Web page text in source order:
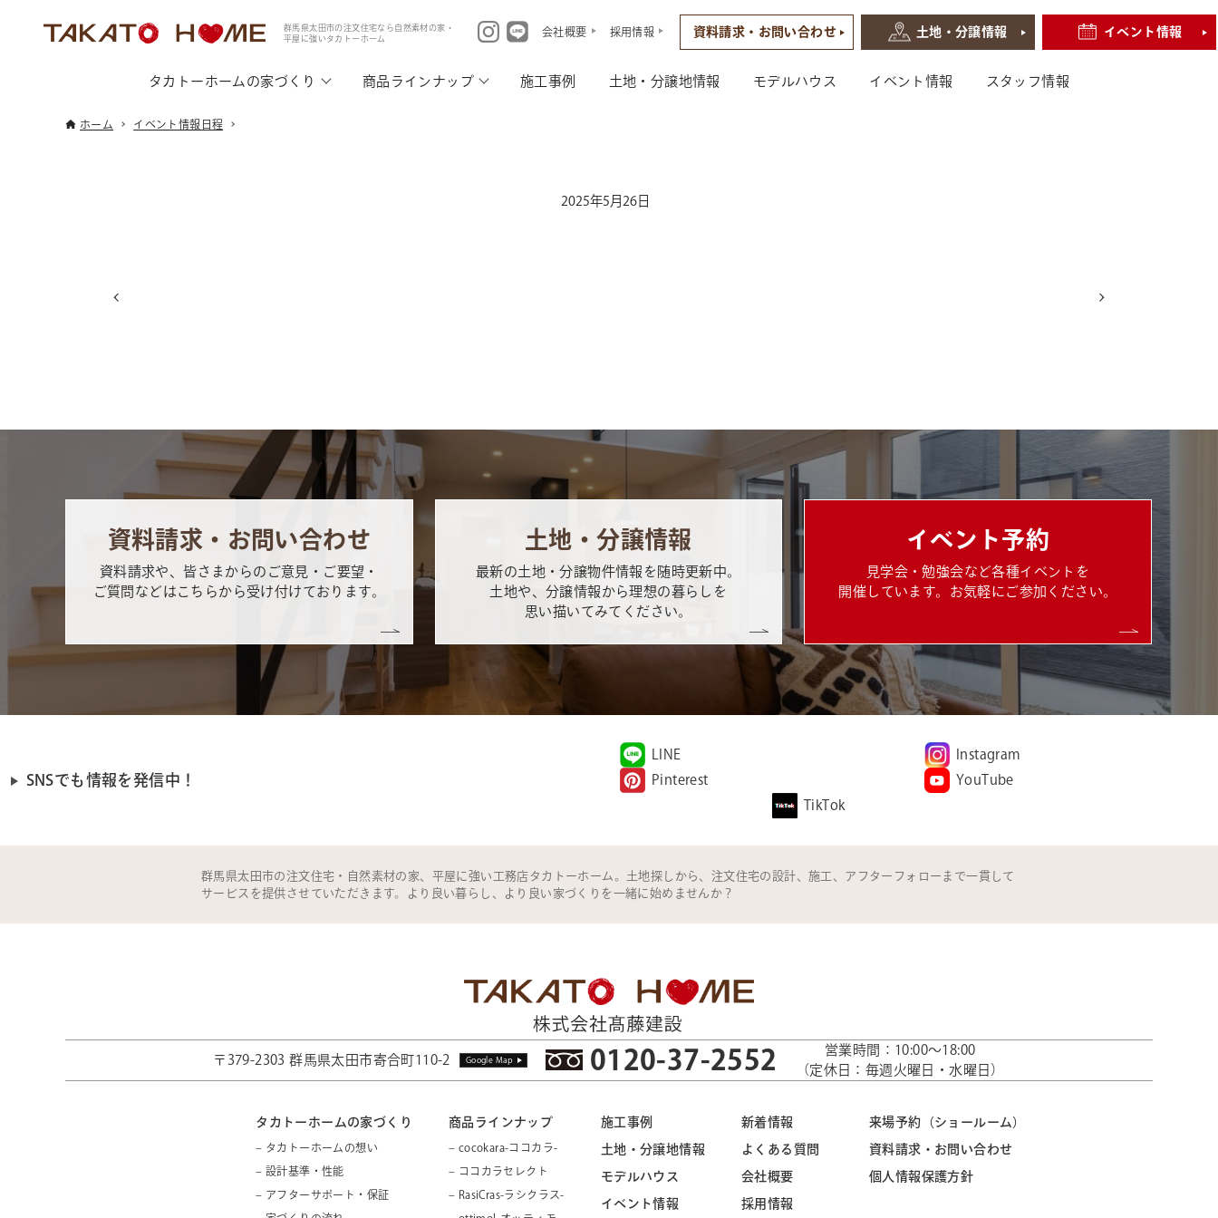
群馬県太田市の注文住宅なら自然素材の家・
平屋に強いタカトーホーム
会社概要 採用情報 資料請求・お問い合わせ 土地・分譲情報 イベント情報
タカトーホームの家づくり 商品ラインナップ 施工事例 土地・分譲地情報 モデルハウス イベント情報 スタッフ情報
ホーム イベント情報日程
2025年5月26日
資料請求・お問い合わせ
資料請求や、皆さまからのご意見・ご要望・
ご質問などはこちらから受け付けております。
土地・分譲情報
最新の土地・分譲物件情報を随時更新中。
土地や、分譲情報から理想の暮らしを
思い描いてみてください。
イベント予約
見学会・勉強会など各種イベントを
開催しています。お気軽にご参加ください。
SNSでも情報を発信中！
LINE
Instagram
Pinterest
YouTube
TikTok
群馬県太田市の注文住宅・自然素材の家、平屋に強い工務店タカトーホーム。土地探しから、注文住宅の設計、施工、アフターフォローまで一貫して
サービスを提供させていただきます。より良い暮らし、より良い家づくりを一緒に始めませんか？
〒379-2303 群馬県太田市寄合町110-2 Google Map 0120-37-2552
営業時間：10:00～18:00
（定休日：毎週火曜日・水曜日）
タカトーホームの家づくり
– タカトーホームの想い
– 設計基準・性能
– アフターサポート・保証
商品ラインナップ
– cocokara-ココカラ-
– ココカラセレクト
– RasiCras-ラシクラス-
施工事例
土地・分譲地情報
モデルハウス
イベント情報
新着情報
よくある質問
会社概要
採用情報
来場予約（ショールーム）
資料請求・お問い合わせ
個人情報保護方針